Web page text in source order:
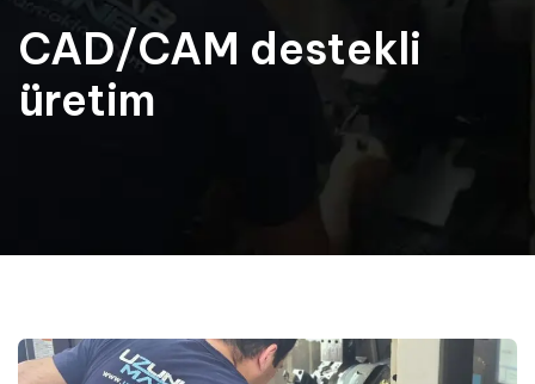
CAD/CAM destekli
üretim